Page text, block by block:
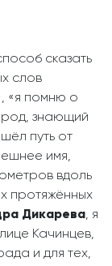
сказать
слов
«я помню о
знающий
путь от
имя,
вдоль
протяжённых
Дикарева, я
Качинцев,
и для тех,